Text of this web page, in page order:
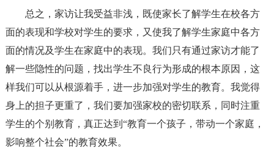
总之，家访让我受益非浅，既使家长了解学生在校各方
面的表现和学校对学生的要求，又使我了解学生家庭中各方
面的情况及学生在家庭中的表现。我们只有通过家访才能了
解一些隐性的问题，找出学生不良行为形成的根本原因，这
样我们可以从根源着手，进一步加强对学生的教育。我觉得
身上的担子更重了，我们要加强家校的密切联系，同时注重
学生的个别教育，真正达到“教育一个孩子，带动一个家庭，
影响整个社会”的教育效果。